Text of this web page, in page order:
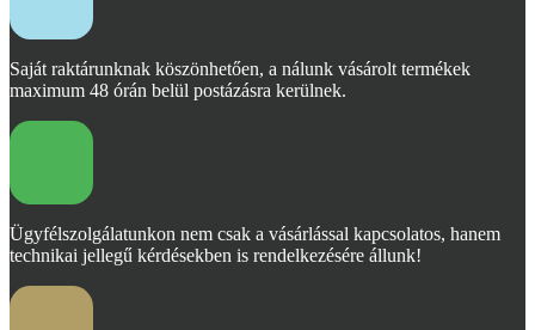
Saját raktárunknak köszönhetően, a nálunk vásárolt termékek
maximum 48 órán belül postázásra kerülnek.
Ügyfélszolgálatunkon nem csak a vásárlással kapcsolatos, hanem
technikai jellegű kérdésekben is rendelkezésére állunk!